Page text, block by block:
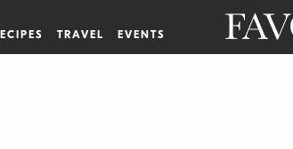
TRAVEL EVENTS